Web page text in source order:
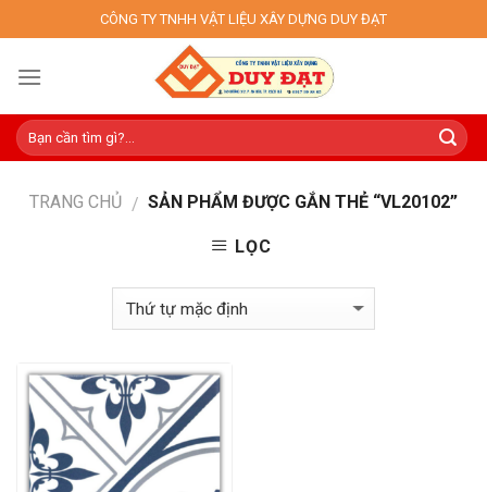
to
content
CÔNG TY TNHH VẬT LIỆU XÂY DỰNG DUY ĐẠT
TRANG CHỦ / SẢN PHẨM ĐƯỢC GẮN THẺ “VL20102”
LỌC